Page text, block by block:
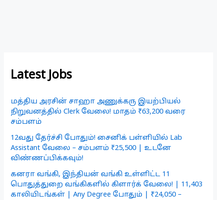
Latest Jobs
மத்திய அரசின் சாஹா அணுக்கரு இயற்பியல்
நிறுவனத்தில் Clerk வேலை! மாதம் ₹63,200 வரை
சம்பளம்
12வது தேர்ச்சி போதும்! சைனிக் பள்ளியில் Lab
Assistant வேலை – சம்பளம் ₹25,500 | உடனே
விண்ணப்பிக்கவும்!
கனரா வங்கி, இந்தியன் வங்கி உள்ளிட்ட 11
பொதுத்துறை வங்கிகளில் கிளார்க் வேலை! | 11,403
காலியிடங்கள் | Any Degree போதும் | ₹24,050 –